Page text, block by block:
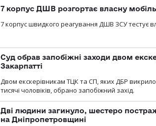
7 корпус ДШВ розгортає власну
7 корпус швидкого реагування ДШВ ЗСУ тестує
Суд обрав запобіжні заходи двом
Закарпатті
Двом екскерівникам ТЦК та СП, яких ДБР
тисячі чоловіків, обрано запобіжний захід.
Дві людини загинуло, шестеро
на Дніпропетровщині